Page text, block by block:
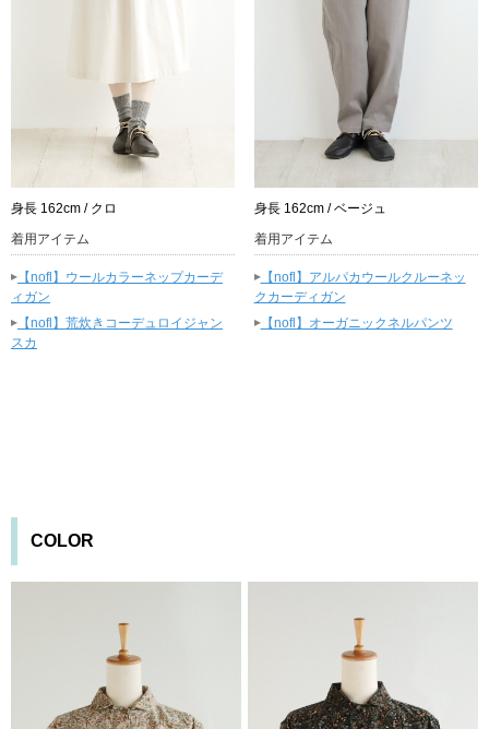
身長 162cm / クロ
着用アイテム
▸ 【nofl】ウールカラーネップカーデ
ィガン
▸ 【nofl】荒炊きコーデュロイジャン
スカ
身長 162cm / ベージュ
着用アイテム
▸【nofl】アルパカウールクルーネッ
クカーディガン
▸【nofl】オーガニックネルパンツ
COLOR